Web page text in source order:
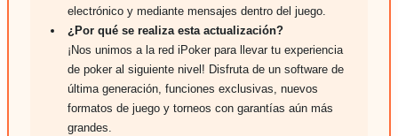
Short Stack
Bono de Bienvenida
App móvil
electrónico y mediante mensajes dentro del juego.
¿Por qué se realiza esta actualización?
¡Nos unimos a la red iPoker para llevar tu experiencia
de poker al siguiente nivel! Disfruta de un software de
última generación, funciones exclusivas, nuevos
formatos de juego y torneos con garantías aún más
grandes.